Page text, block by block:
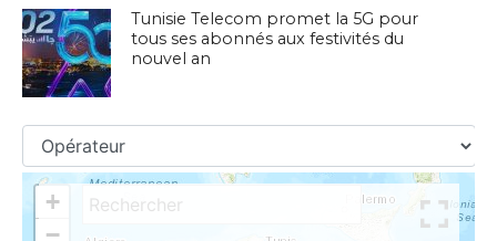
Tunisie Telecom promet la 5G pour
tous ses abonnés aux festivités du
nouvel an